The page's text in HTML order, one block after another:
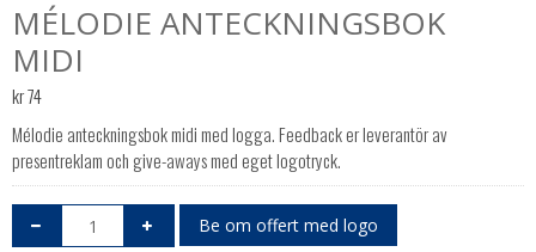
MÉLODIE ANTECKNINGSBOK
MIDI
kr74
Mélodie anteckningsbok midi med logga. Feedback er leverantör av
presentreklam och give-aways med eget logotryck.
Be om offert med logo